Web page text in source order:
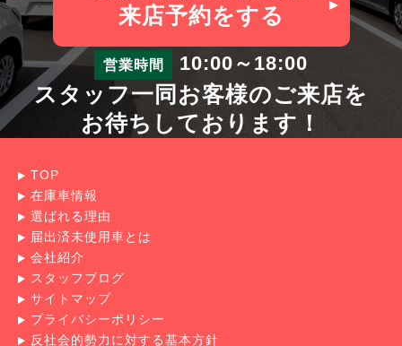
来店予約をする
営業時間 10:00～18:00
スタッフ一同お客様のご来店を
お待ちしております！
TOP
在庫車情報
選ばれる理由
届出済未使用車とは
会社紹介
スタッフブログ
サイトマップ
プライバシーポリシー
反社会的勢力に対する基本方針